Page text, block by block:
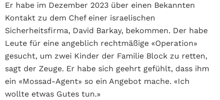
Er habe im Dezember 2023 über einen Bekannten
Kontakt zu dem Chef einer israelischen
Sicherheitsfirma, David Barkay, bekommen. Der habe
Leute für eine angeblich rechtmäßige «Operation»
gesucht, um zwei Kinder der Familie Block zu retten,
sagt der Zeuge. Er habe sich geehrt gefühlt, dass ihm
ein «Mossad-Agent» so ein Angebot mache. «Ich
wollte etwas Gutes tun.»